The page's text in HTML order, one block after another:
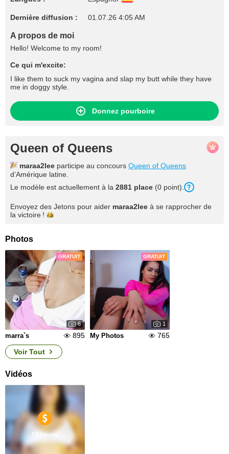
Dernière diffusion : 01.07.26 4:05 AM
A propos de moi
Hello! Welcome to my room!
Ce qui m'excite:
I like them to suck my vagina and slap my butt while they have
me in doggy style.
Donnez pourboire
Queen of Queens
maraa2lee participe au concours Queen of Queens
d’Amérique latine.
Le modèle est actuellement à la 2881 place (0 point).
Envoyez des Jetons pour aider maraa2lee à se rapprocher de
la victoire !
Photos
GRATUIT
6
marra`s 895
GRATUIT
1
My Photos
765
Voir Tout
Vidéos
10 Jetons